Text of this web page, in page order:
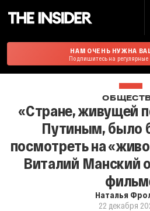
НАМ ОЧЕНЬ НУЖНА
Подпишитесь на регулярные
«Стране, живущей
Путиным, было
посмотреть на
Виталий Манский
Наталья
22 декабря